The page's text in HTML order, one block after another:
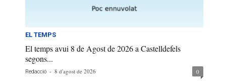
EL TEMPS
El temps avui 8 de Agost de 2026 a Castelldefels
segons...
Redacció - 8 d'agost de 2026 0